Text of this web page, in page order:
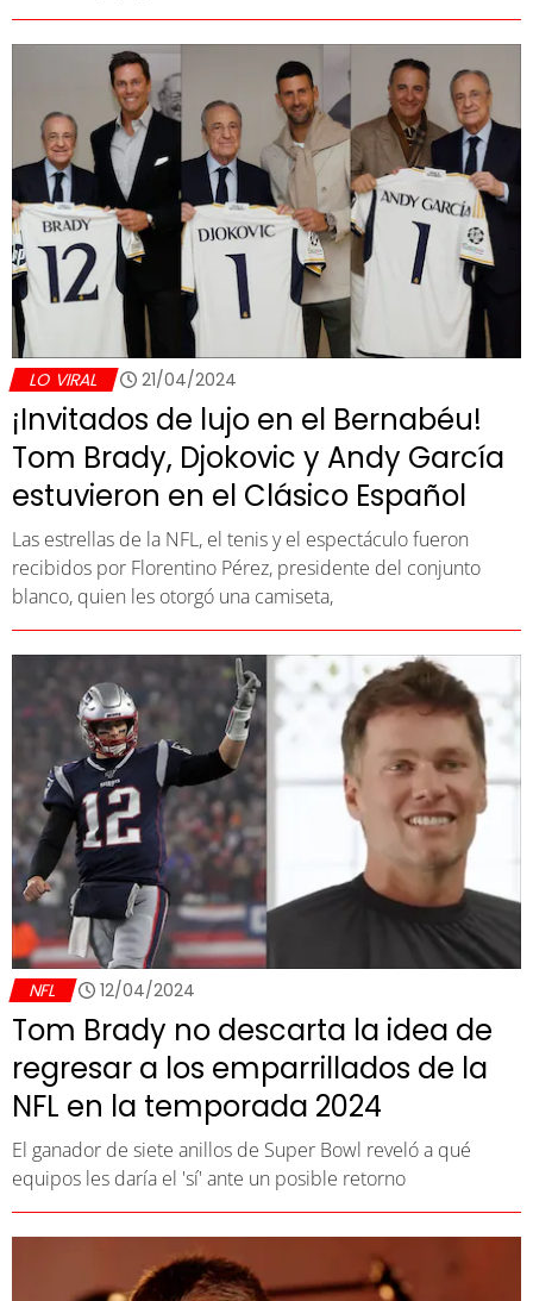
LO VIRAL 21/04/2024
¡Invitados de lujo en el Bernabéu!
Tom Brady, Djokovic y Andy García
estuvieron en el Clásico Español
Las estrellas de la NFL, el tenis y el espectáculo fueron
recibidos por Florentino Pérez, presidente del conjunto
blanco, quien les otorgó una camiseta,
NFL 12/04/2024
Tom Brady no descarta la idea de
regresar a los emparrillados de la
NFL en la temporada 2024
El ganador de siete anillos de Super Bowl reveló a qué
equipos les daría el 'sí' ante un posible retorno